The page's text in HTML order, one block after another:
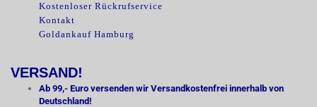
Kostenloser Rückrufservice
Kontakt
Goldankauf Hamburg
VERSAND!
Ab 99,- Euro versenden wir Versandkostenfrei innerhalb von
Deutschland!